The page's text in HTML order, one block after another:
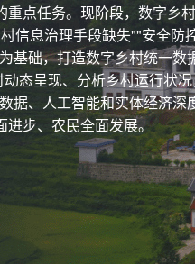
点任务。现阶段，数字乡
信息治理手段缺失""安全防
基础，打造数字乡村统一数
态呈现、分析乡村运行状
据、人工智能和实体经济深
进步、农民全面发展。